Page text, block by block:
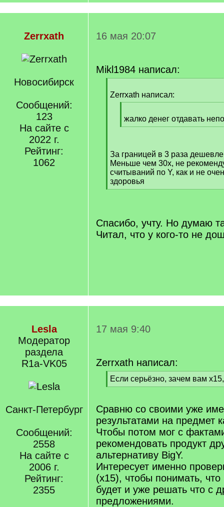
Zerrxath
Новосибирск
Сообщений:
123
На сайте с
2022 г.
Рейтинг:
1062
16 мая 20:07
Mikl1984 написал:
q
Zerrxath написал:
q
]
жалко денег отдавать
[
]
За границей в 3 раза дешевле
Меньше чем 30x, не
считываний по Y, как и не
здоровья
[
Спасибо, учту. Но думаю
Читал, что у кого-то не
Lesla
Модератор
раздела
R1a-VK05
Санкт-Петербург
Сообщений:
2558
На сайте с
2006 г.
Рейтинг:
2355
17 мая 9:40
Zerrxath написал:
[
q
Если серьёзно, зачем вам
[
q
]
Сравню со своими уже
результатами на предмет
Чтобы потом мог с
рекомендовать продукт
альтернативу BigY.
Интересует именно
(х15), чтобы понимать,
будет и уже решать что с
предложениями.